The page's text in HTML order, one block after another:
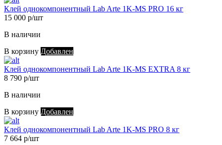
Клей однокомпонентный Lab Arte 1K-MS PRO 16 кг
15 000 р/шт
В наличии
В корзину Добавлен
Клей однокомпонентный Lab Arte 1K-MS EXTRA 8 кг
8 790 р/шт
В наличии
В корзину Добавлен
Клей однокомпонентный Lab Arte 1K-MS PRO 8 кг
7 664 р/шт